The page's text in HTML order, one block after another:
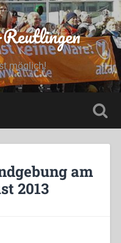
möglich!
am
2013